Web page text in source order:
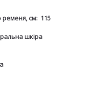
см: 115
шкіра